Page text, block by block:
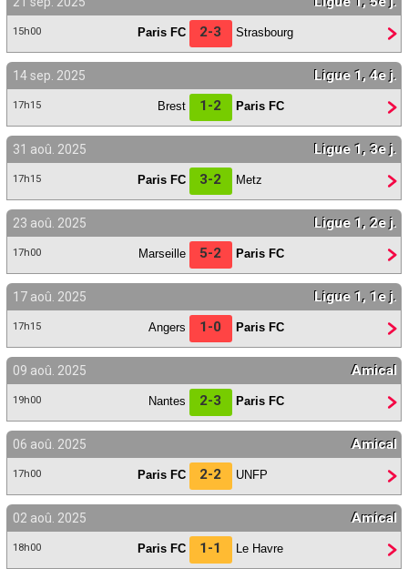
15h00 Paris FC 2-3 Strasbourg
14 sep. 2025 Ligue 1, 4e j.
17h15 Brest 1-2 Paris FC
31 aoû. 2025 Ligue 1, 3e j.
17h15 Paris FC 3-2 Metz
23 aoû. 2025 Ligue 1, 2e j.
17h00 Marseille 5-2 Paris FC
17 aoû. 2025 Ligue 1, 1e j.
17h15 Angers 1-0 Paris FC
09 aoû. 2025 Amical
19h00 Nantes 2-3 Paris FC
06 aoû. 2025 Amical
17h00 Paris FC 2-2 UNFP
02 aoû. 2025 Amical
18h00 Paris FC 1-1 Le Havre